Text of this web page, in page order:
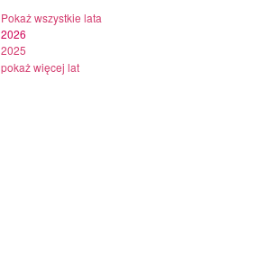
Pokaż wszystkie lata
2026
2025
pokaż więcej lat